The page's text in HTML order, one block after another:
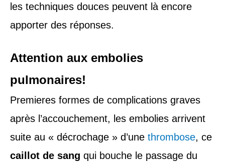
les techniques douces peuvent là encore
apporter des réponses.
Attention aux embolies
pulmonaires!
Premieres formes de complications graves
après l’accouchement, les embolies arrivent
suite au « décrochage » d’une thrombose, ce
caillot de sang qui bouche le passage du